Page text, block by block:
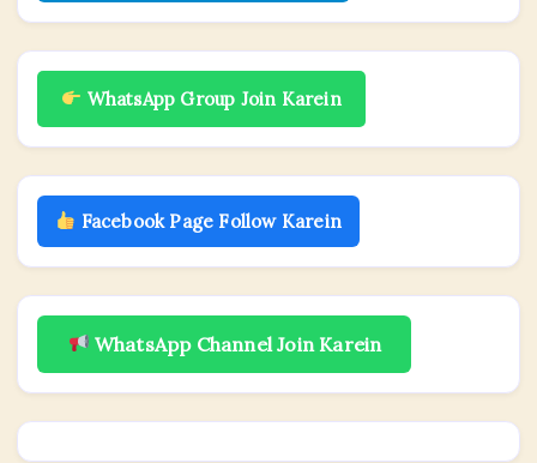
WhatsApp Group Join Karein
Facebook Page Follow Karein
WhatsApp Channel Join Karein